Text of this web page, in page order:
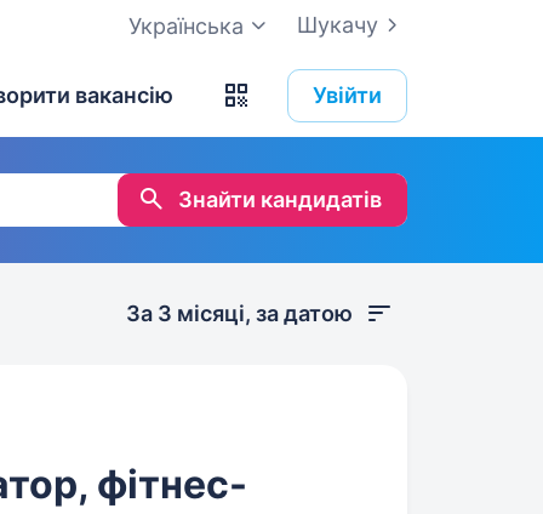
Шукачу
Українська
вакансію Увійти
Знайти кандидатів
За 3 місяці, за датою
фітнес-